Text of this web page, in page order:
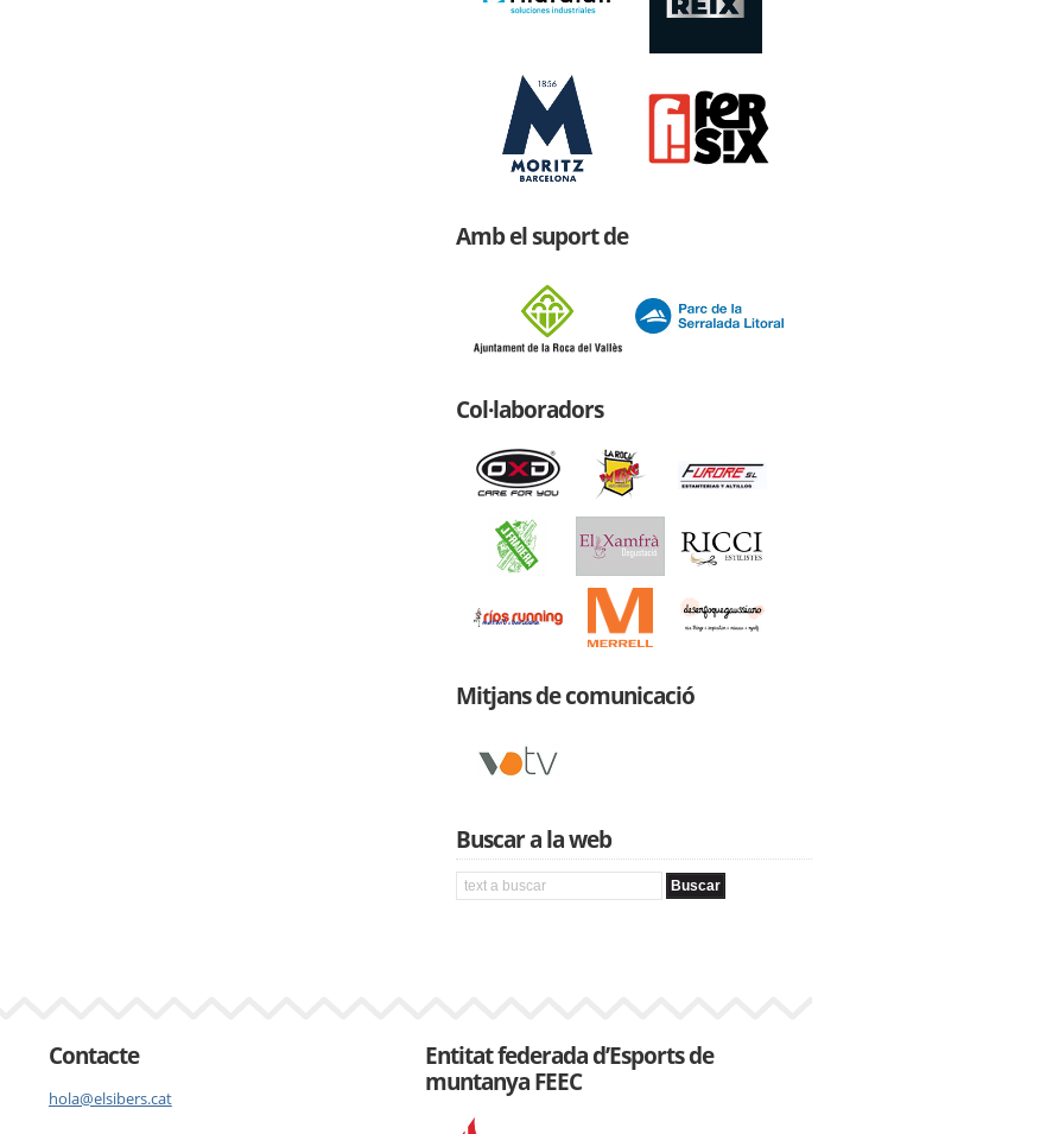
Amb el suport de
Col·laboradors
Mitjans de comunicació
Buscar a la web
Contacte
hola@elsibers.cat
Entitat federada d’Esports de
muntanya FEEC